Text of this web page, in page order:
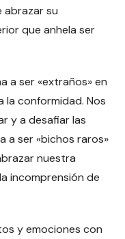
abrazar su
que anhela ser
a ser «extraños» en
la conformidad. Nos
y a desafiar las
a ser «bichos raros»
nuestra
incomprensión de
y emociones con